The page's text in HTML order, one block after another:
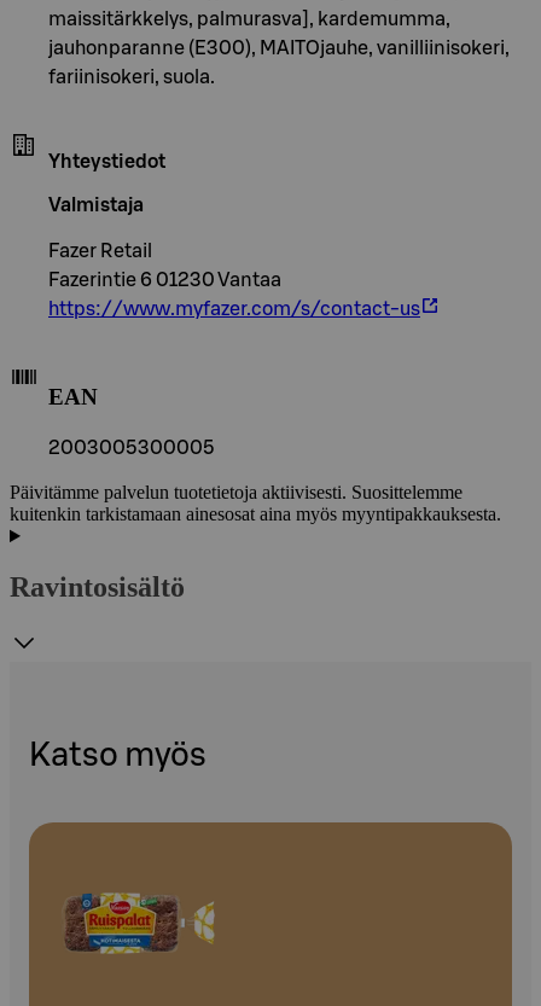
maissitärkkelys, palmurasva], kardemumma,
jauhonparanne (E300), MAITOjauhe, vanilliinisokeri,
fariinisokeri, suola.
Yhteystiedot
Valmistaja
Fazer Retail
Fazerintie 6 01230 Vantaa
https://www.myfazer.com/s/contact-us
EAN
2003005300005
Päivitämme palvelun tuotetietoja aktiivisesti. Suosittelemme
kuitenkin tarkistamaan ainesosat aina myös myyntipakkauksesta.
Ravintosisältö
Katso myös